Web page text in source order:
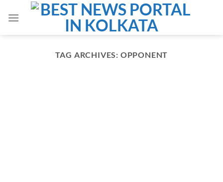
TAG ARCHIVES: OPPONENT